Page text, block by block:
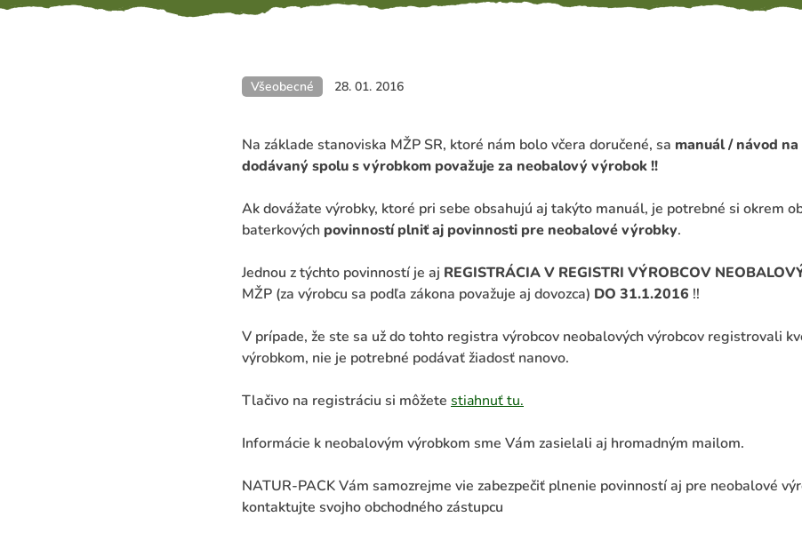
Všeobecné 28. 01. 2016
Na základe stanoviska MŽP SR, ktoré nám bolo včera doručené, sa manuál / návod
dodávaný spolu s výrobkom považuje za neobalový výrobok !!
Ak dovážate výrobky, ktoré pri sebe obsahujú aj takýto manuál, je potrebné si okrem
baterkových povinností plniť aj povinnosti pre neobalové výrobky.
Jednou z týchto povinností je aj REGISTRÁCIA V REGISTRI VÝROBCOV
MŽP (za výrobcu sa podľa zákona považuje aj dovozca) DO 31.1.2016 !!
V prípade, že ste sa už do tohto registra výrobcov neobalových výrobcov registrovali
výrobkom, nie je potrebné podávať žiadosť nanovo.
Tlačivo na registráciu si môžete stiahnuť tu.
Informácie k neobalovým výrobkom sme Vám zasielali aj hromadným mailom.
NATUR-PACK Vám samozrejme vie zabezpečiť plnenie povinností aj pre neobalové
kontaktujte svojho obchodného zástupcu